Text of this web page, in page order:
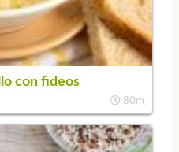
con fideos
80m